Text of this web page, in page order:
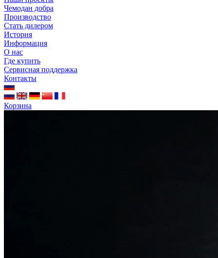
Чемодан добра
Производство
Стать дилером
История
Информация
О нас
Где купить
Сервисная поддержка
Контакты
Корзина